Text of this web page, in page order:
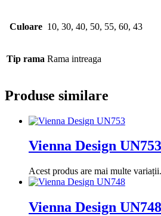
Culoare 10, 30, 40, 50, 55, 60, 43
Tip rama Rama intreaga
Produse similare
Vienna Design UN753
Acest produs are mai multe
Vienna Design UN748